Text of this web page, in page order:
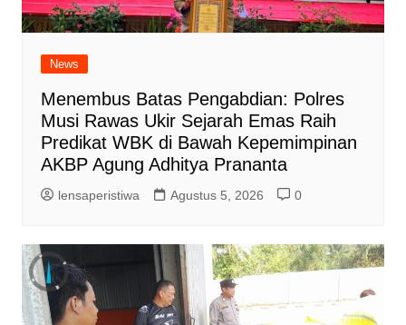
News
Menembus Batas Pengabdian: Polres
Musi Rawas Ukir Sejarah Emas Raih
Predikat WBK di Bawah Kepemimpinan
AKBP Agung Adhitya Prananta
lensaperistiwa Agustus 5, 2026 0